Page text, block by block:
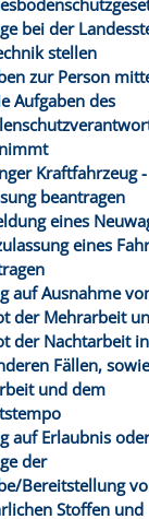
bei der
stellen
zur Person
Aufgaben des
Kraftfahrzeug -
beantragen
eines
eines
auf Ausnahme
der Mehrarbeit
der Nachtarbeit in
Fällen,
und dem
auf Erlaubnis oder
der
Bereitstellung
Stoffen und